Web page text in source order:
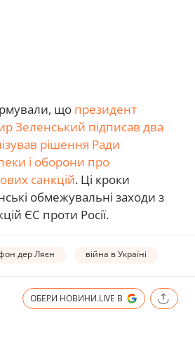
що президент
Зеленський підписав два
рішення Ради
і оборони про
санкцій. Ці кроки
обмежувальні заходи з
ЄС проти Росії.
дер Ляєн війна в Україні
ОБЕРИ НОВИНИ.LIVE В